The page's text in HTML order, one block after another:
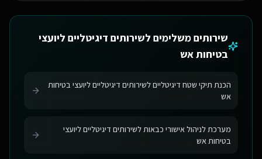
שירותים משלימים לשירותים דיגיטליים ליועצי
בטיחות אש
הכנת תיקי שטח דיגיטליים לשירותים דיגיטליים ליועצי בטיחות
אש
מערכת לניהול אישורי כבאות לשירותים דיגיטליים ליועצי
בטיחות אש